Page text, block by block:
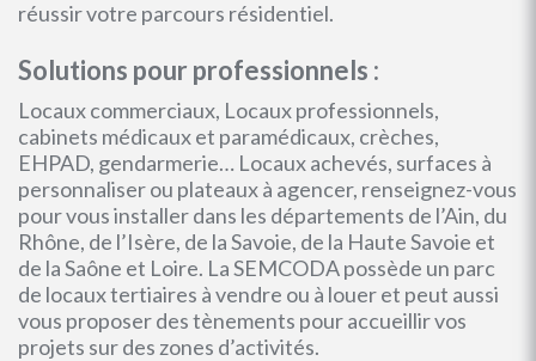
réussir votre parcours résidentiel.
Solutions pour professionnels :
Locaux commerciaux, Locaux professionnels,
cabinets médicaux et paramédicaux, crèches,
EHPAD, gendarmerie… Locaux achevés, surfaces à
personnaliser ou plateaux à agencer, renseignez-vous
pour vous installer dans les départements de l’Ain, du
Rhône, de l’Isère, de la Savoie, de la Haute Savoie et
de la Saône et Loire. La SEMCODA possède un parc
de locaux tertiaires à vendre ou à louer et peut aussi
vous proposer des tènements pour accueillir vos
projets sur des zones d’activités.